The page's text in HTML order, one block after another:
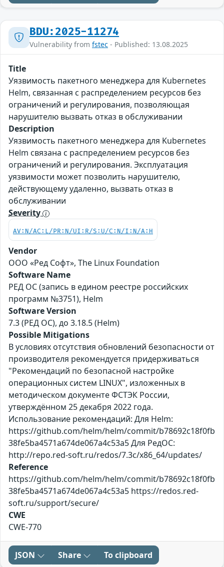
BDU:2025-11274
Vulnerability from fstec - Published: 13.08.2025
Title
Уязвимость пакетного менеджера для Kubernetes
Helm, связанная с распределением ресурсов без
ограничений и регулирования, позволяющая
нарушителю вызвать отказ в обслуживании
Description
Уязвимость пакетного менеджера для Kubernetes
Helm связана с распределением ресурсов без
ограничений и регулирования. Эксплуатация
уязвимости может позволить нарушителю,
действующему удаленно, вызвать отказ в
обслуживании
Severity
AV:N/AC:L/PR:N/UI:R/S:U/C:N/I:N/A:H
Vendor
ООО «Ред Софт», The Linux Foundation
Software Name
РЕД ОС (запись в едином реестре российских
программ №3751), Helm
Software Version
7.3 (РЕД ОС), до 3.18.5 (Helm)
Possible Mitigations
В условиях отсутствия обновлений безопасности от
производителя рекомендуется придерживаться
"Рекомендаций по безопасной настройке
операционных систем LINUX", изложенных в
методическом документе ФСТЭК России,
утверждённом 25 декабря 2022 года.
Использование рекомендаций: Для Helm:
https://github.com/helm/helm/commit/b78692c18f0fb
38fe5ba4571a674de067a4c53a5 Для РедОС:
http://repo.red-soft.ru/redos/7.3c/x86_64/updates/
Reference
https://github.com/helm/helm/commit/b78692c18f0fb
38fe5ba4571a674de067a4c53a5 https://redos.red-
soft.ru/support/secure/
CWE
CWE-770
JSON Share To clipboard